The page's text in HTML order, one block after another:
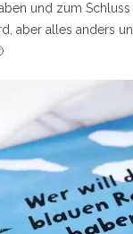
und zum
aber alles anders